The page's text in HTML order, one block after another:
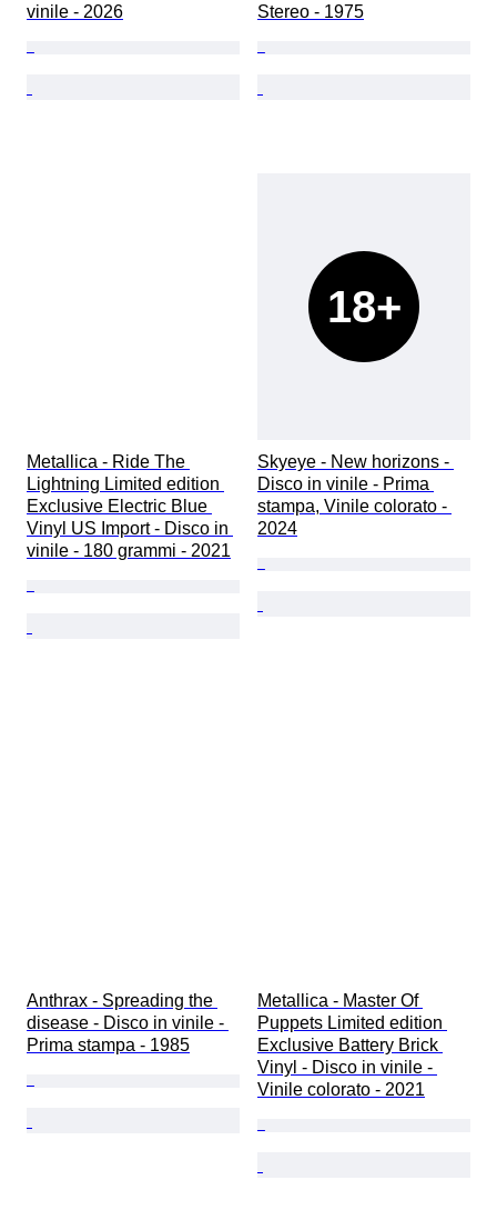
vinile - 2026
Stereo - 1975
Metallica - Ride The
Lightning Limited edition
Exclusive Electric Blue
Vinyl US Import - Disco in
vinile - 180 grammi - 2021
18+
Skyeye - New horizons -
Disco in vinile - Prima
stampa, Vinile colorato -
2024
Anthrax - Spreading the
disease - Disco in vinile -
Prima stampa - 1985
Metallica - Master Of
Puppets Limited edition
Exclusive Battery Brick
Vinyl - Disco in vinile -
Vinile colorato - 2021